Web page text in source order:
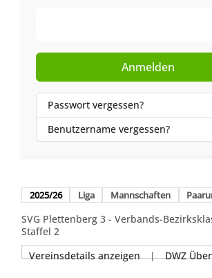
Anmelden
Passwort vergessen?
Benutzername vergessen?
2025/26 Liga Mannschaften
SVG Plettenberg 3 - Verbands-
Staffel 2
Vereinsdetails anzeigen | DWZ